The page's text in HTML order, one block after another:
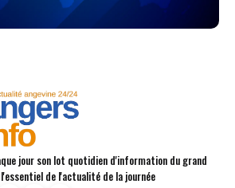
dimanche 7 Juin 2026 pour
+.Dans cette épreuve, Le Prix
partants. La course sera
et dotée de 50 900€ .